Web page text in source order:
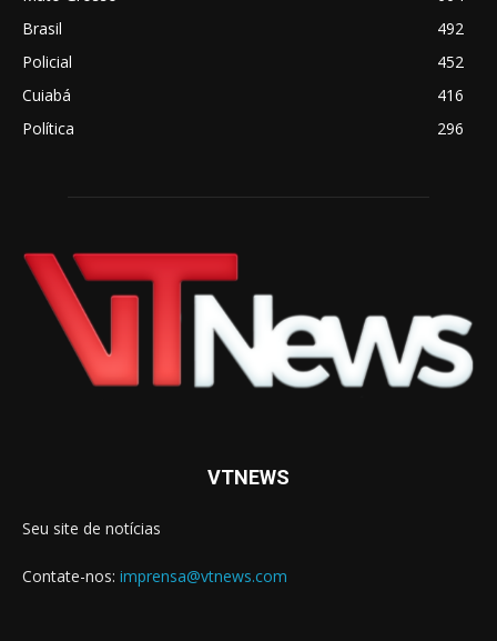
Brasil
492
Policial
452
Cuiabá
416
Política
296
VTNEWS
Seu site de notícias
Contate-nos: imprensa@vtnews.com